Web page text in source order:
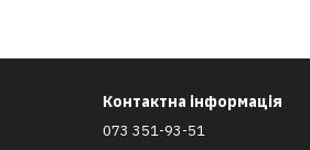
інструментуКонтактна інформація
073 351-93-51